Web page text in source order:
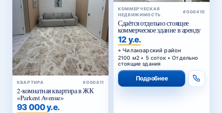
КВАРТИРА #000411
2-комнатная квартира в ЖК
«Parkent Avenue»
93 000 у.е.
КОММЕРЧЕСКАЯ
НЕДВИЖИМОСТЬ
#000410
Сдаётся отдельно стоящее
коммерческое здание в аренду
12 у.е.
Чиланзарский район
2100 м2 • 5 соток • Отдельно
стоящие здания
Подробнее